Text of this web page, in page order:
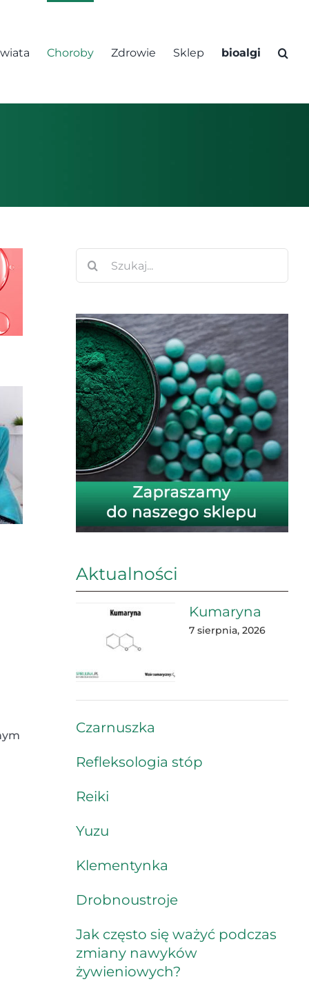
Choroby Zdrowie Sklep bioalgi
Aktualności
Kumaryna
7 sierpnia, 2026
Czarnuszka
Refleksologia stóp
Reiki
Yuzu
Klementynka
Drobnoustroje
Jak często się ważyć podczas
zmiany nawyków
żywieniowych?